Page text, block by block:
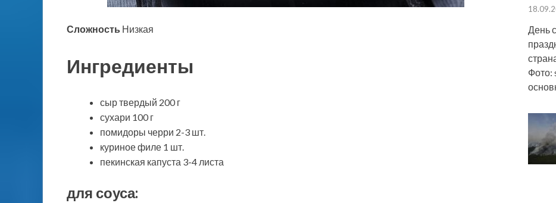
Сложность Низкая
Ингредиенты
сыр твердый 200 г
сухари 100 г
помидоры черри 2-3 шт.
куриное филе 1 шт.
пекинская капуста 3-4 листа
для соуса:
День
Фото: